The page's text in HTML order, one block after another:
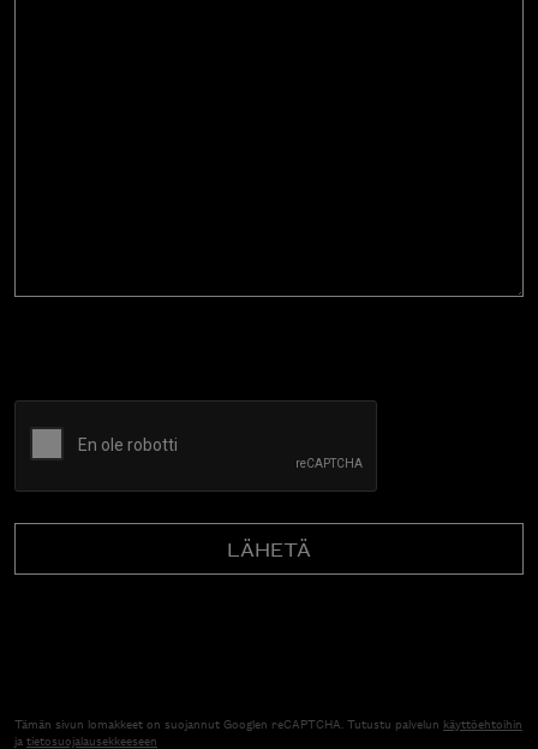
Tämän sivun lomakkeet on suojannut Googlen reCAPTCHA. Tutustu palvelun käyttöehtoihin
jatietosuojalausekkeeseen